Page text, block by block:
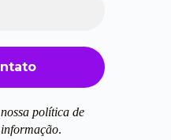
política de
.